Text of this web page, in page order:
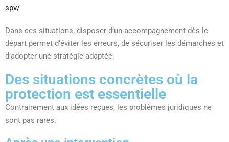
spv/
Dans ces situations, disposer d’un accompagnement dès le
départ permet d’éviter les erreurs, de sécuriser les démarches et
d’adopter une stratégie adaptée.
Des situations concrètes où la
protection est essentielle
Contrairement aux idées reçues, les problèmes juridiques ne
sont pas rares.